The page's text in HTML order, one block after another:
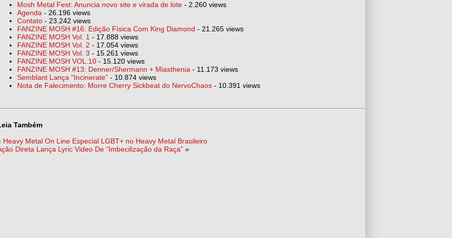
Mosh Metal Fest: Anuncia novo site e virada de lote - 2.260 views
Agenda - 26.196 views
Contato - 23.242 views
FANZINE MOSH #16: Edição Física Com King Diamond - 21.265 views
FANZINE MOSH Vol. 1 - 17.888 views
FANZINE MOSH Vol. 2 - 17.054 views
FANZINE MOSH Vol. 3 - 15.261 views
FANZINE MOSH VOL.10 - 15.120 views
FANZINE MOSH #13: Denner/Shermann + Miasthenia - 11.173 views
Semblant Lança “Incinerate” - 10.874 views
Nota de Falecimento: Morre Cherry Sickbeat do NervoChaos - 10.391 views
Também
Heavy Metal On Line Especial LGBT+ no Heavy Metal Brasileiro
Direta Lança Lyric Video De “Imbecilização da Raça” »